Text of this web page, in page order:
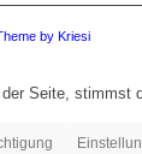
by Kriesi
Seite, stimmst